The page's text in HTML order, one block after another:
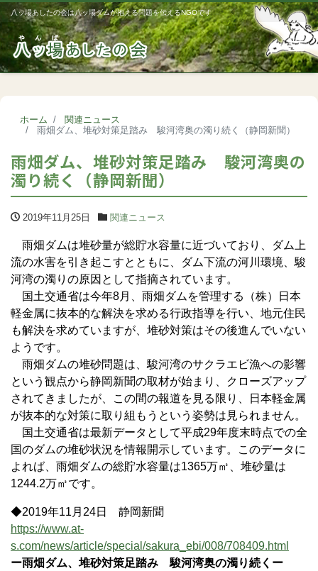
八ッ場あしたの会は八ッ場ダムが抱える問題を伝えるNGOです
ホーム
関連ニュース
雨畑ダム、堆砂対策足踏み 駿河湾奥の濁り続く（静岡新聞）
雨畑ダム、堆砂対策足踏み 駿河湾奥の
濁り続く（静岡新聞）
2019年11月25日 関連ニュース
雨畑ダムは堆砂量が総貯水容量に近づいており、ダム上
流の水害を引き起こすとともに、ダム下流の河川環境、駿
河湾の濁りの原因として指摘されています。
国土交通省は今年8月、雨畑ダムを管理する（株）日本
軽金属に抜本的な解決を求める行政指導を行い、地元住民
も解決を求めていますが、堆砂対策はその後進んでいない
ようです。
雨畑ダムの堆砂問題は、駿河湾のサクラエビ漁への影響
という観点から静岡新聞の取材が始まり、クローズアップ
されてきましたが、この間の報道を見る限り、日本軽金属
が抜本的な対策に取り組もうという姿勢は見られません。
国土交通省は最新データとして平成29年度末時点での全
国のダムの堆砂状況を情報開示しています。このデータに
よれば、雨畑ダムの総貯水容量は1365万㎥、堆砂量は
1244.2万㎥です。
◆2019年11月24日 静岡新聞
https://www.at-
s.com/news/article/special/sakura_ebi/008/708409.html
ー雨畑ダム、堆砂対策足踏み 駿河湾奥の濁り続くー